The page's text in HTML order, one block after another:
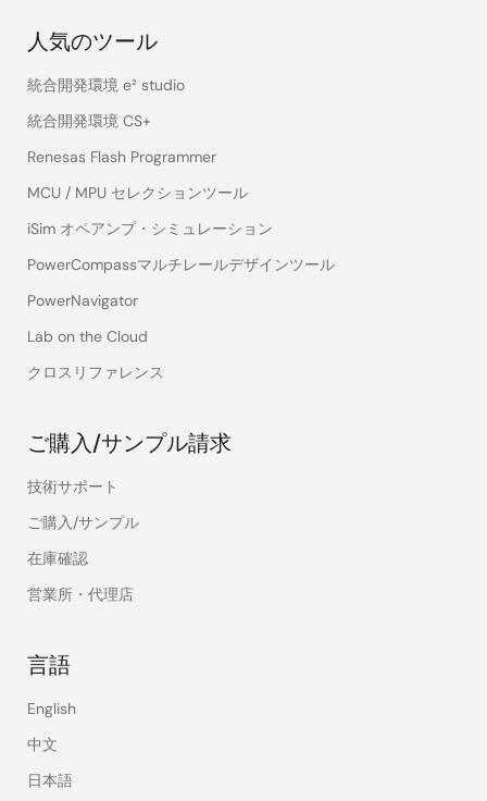
人気のツール
統合開発環境 e² studio
統合開発環境 CS+
Renesas Flash Programmer
MCU / MPU セレクションツール
iSim オペアンプ・シミュレーション
PowerCompassマルチレールデザインツール
PowerNavigator
Lab on the Cloud
クロスリファレンス
ご購入/サンプル請求
技術サポート
ご購入/サンプル
在庫確認
営業所・代理店
言語
English
中文
日本語